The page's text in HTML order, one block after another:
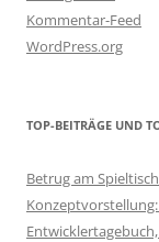
Kommentar-Feed
WordPress.org
TOP-BEITRÄGE UND
Betrug am